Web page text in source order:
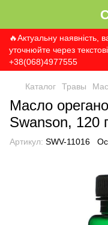
🔥Актуальну наявність,
уточнюйте через
+38(068)4977555
Каталог Травы
Масло
Swanson, 120
Артикул: SWV-11016